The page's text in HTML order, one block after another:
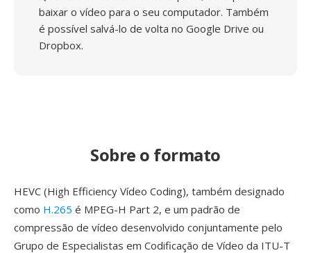
baixar o vídeo para o seu computador. Também
é possível salvá-lo de volta no Google Drive ou
Dropbox.
Sobre o formato
HEVC (High Efficiency Vídeo Coding), também designado
como H.265 é MPEG-H Part 2, e um padrão de
compressão de vídeo desenvolvido conjuntamente pelo
Grupo de Especialistas em Codificação de Vídeo da ITU-T